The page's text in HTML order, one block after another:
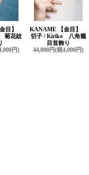
目】
菊花紋
円)
KANAME 【金目】
切子 / Kiriko 八角籠
目首飾り
44,000円(税4,000円)